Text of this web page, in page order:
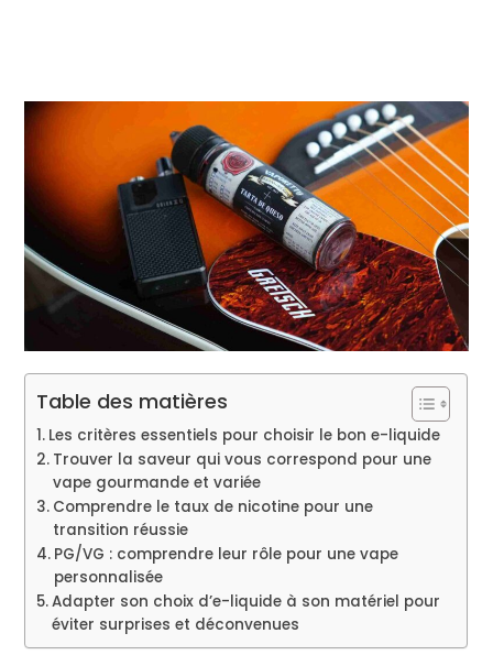
Table des matières
Les critères essentiels pour choisir le bon e-liquide
Trouver la saveur qui vous correspond pour une
vape gourmande et variée
Comprendre le taux de nicotine pour une
transition réussie
PG/VG : comprendre leur rôle pour une vape
personnalisée
Adapter son choix d’e-liquide à son matériel pour
éviter surprises et déconvenues